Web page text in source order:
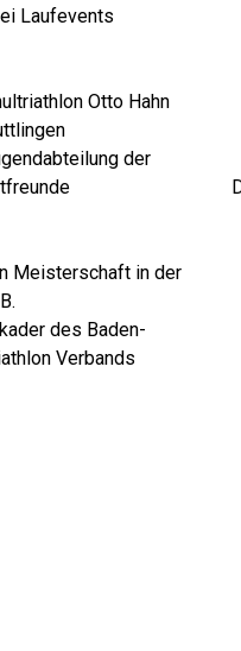
Laufevents
Otto Hahn
der
Meisterschaft in der
des Baden-
Verbands